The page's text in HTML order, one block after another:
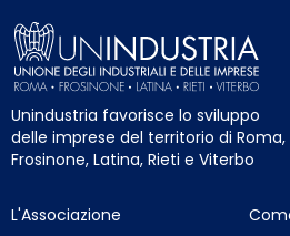
Unindustria favorisce lo sviluppo
delle imprese del territorio di Roma,
Frosinone, Latina, Rieti e Viterbo
L'Associazione